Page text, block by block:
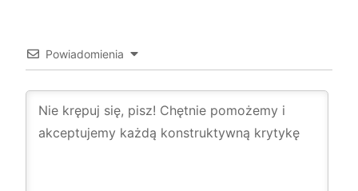
Powiadomienia